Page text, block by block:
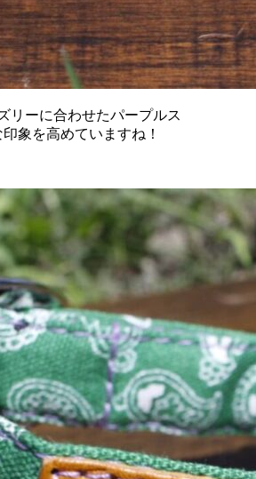
リーに合わせたパープルス
象を高めていますね！